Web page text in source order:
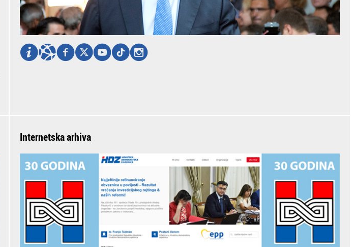
Internetska arhiva